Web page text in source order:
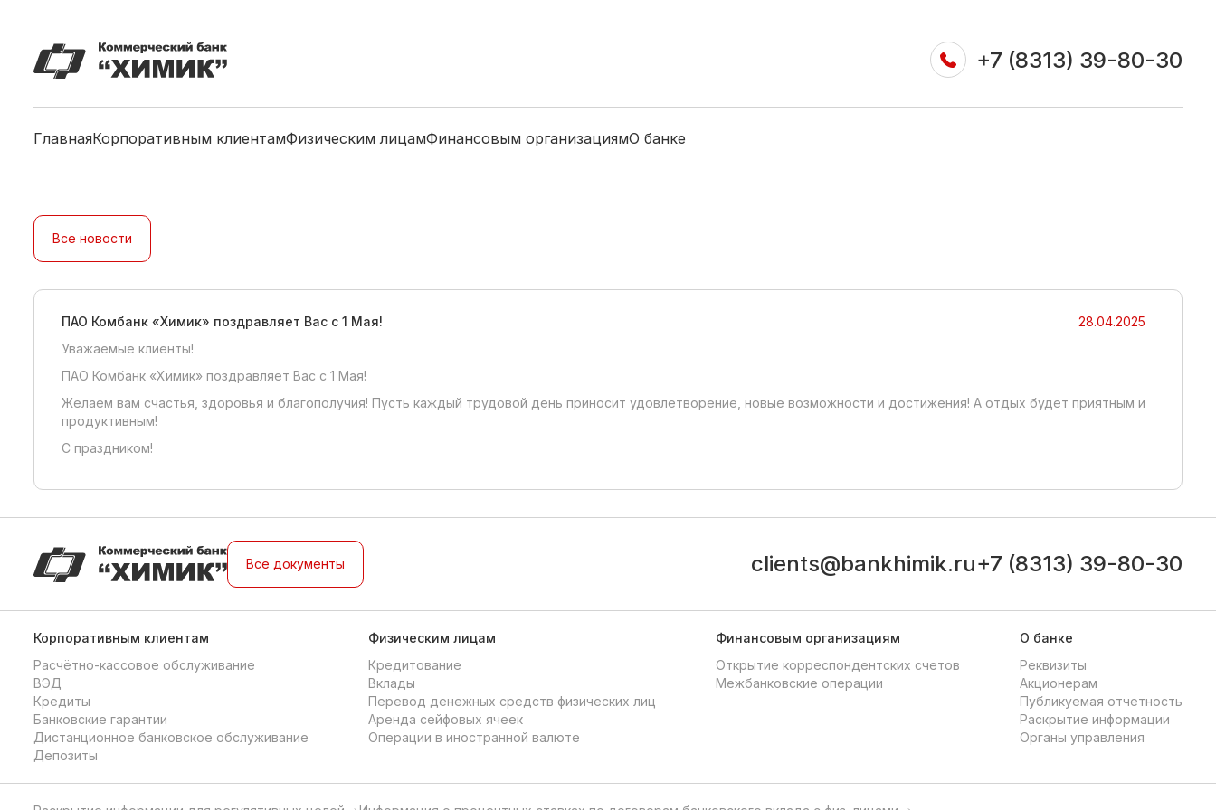
+7 (8313) 39-80-30
ГлавнаяКорпоративным клиентамФизическим лицамФинансовым организациямО банке
Все новости
ПАО Комбанк «Химик» поздравляет Вас с 1 Мая!
28.04.2025
Уважаемые клиенты!
ПАО Комбанк «Химик» поздравляет Вас с 1 Мая!
Желаем вам счастья, здоровья и благополучия! Пусть каждый трудовой день приносит удовлетворение, новые возможности и достижения! А отдых будет приятным и
продуктивным!
С праздником!
Все документы clients@bankhimik.ru+7 (8313) 39-80-30
Корпоративным клиентам
Расчётно-кассовое обслуживание
ВЭД
Кредиты
Банковские гарантии
Дистанционное банковское обслуживание
Депозиты
Физическим лицам
Кредитование
Вклады
Перевод денежных средств физических лиц
Аренда сейфовых ячеек
Операции в иностранной валюте
Финансовым организациям
Открытие корреспондентских счетов
Межбанковские операции
О банке
Реквизиты
Акционерам
Публикуемая отчетность
Раскрытие информации
Органы управления